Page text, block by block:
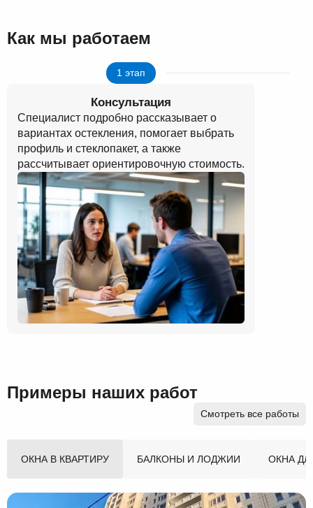
Как мы работаем
1 этап
Специалист подробно рассказывает о
вариантах остекления, помогает выбрать
профиль и стеклопакет, а также
рассчитывает ориентировочную стоимость.
Консультация
Примеры наших работ
Смотреть все работы
ОКНА В КВАРТИРУ БАЛКОНЫ И ЛОДЖИИ ОКНА